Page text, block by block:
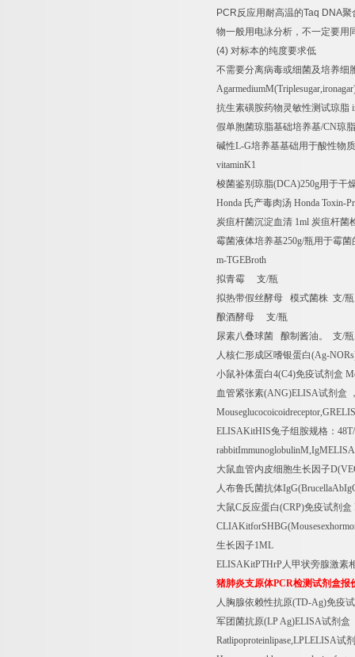
PCR反应用耐高温的Taq DNA聚
物一般用电泳分析，不一定要用
(4) 对标本的纯度要求低
不需要分离病毒或细菌及培养细
抗生素磺胺药物灵敏性测试琼脂
假单胞菌琼脂基础培养基/CN琼脂
碱性L-G培养基基础用于酸性物
vitaminK1
梭菌鉴别琼脂(DCA)250g用于干
Honda 氏产毒肉汤 Honda Toxin-
炭疽杆菌沉淀血清 1ml 炭疽杆菌
霉菌液体培养基250g/瓶用于霉菌
m-TGEBroth
拟青霉
支/瓶
拟热带假丝酵母
模式菌株 支/瓶
酿酒酵母
支/瓶
尿素八叠球菌
酿制酱油。 支/瓶
人核仁形成区嗜银蛋白(Ag-
小鼠补体蛋白4(C4)免疫试剂盒
血管紧张素(ANG)ELISA试剂盒
ELISAKitHIS兔子组胺规格：
大鼠血管内皮细胞生长因子
人布鲁氏菌抗体
大鼠C反应蛋白(CRP)免疫试剂盒
生长因子1ML
ELISAKitPTHrP人甲状旁腺激素
猪肺炎支原体PCR检测试剂盒报
人胸腺依赖性抗原(TD-Ag)免疫
军团菌抗原(LP Ag)ELISA试剂盒
Ratlipoproteinlipase,LPLELISA试